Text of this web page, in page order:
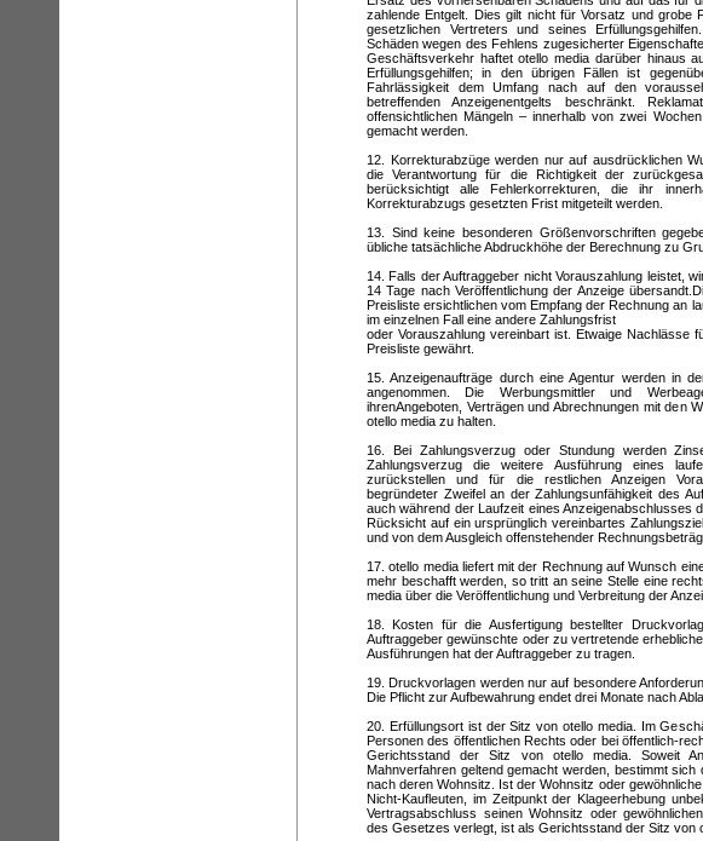
zahlende Entgelt. Dies gilt nicht für Vorsatz und grobe
gesetzlichen Vertreters und seines
Schäden wegen des Fehlens zugesicherter
Geschäftsverkehr haftet otello media darüber hinaus
Erfüllungsgehilfen; in den übrigen Fällen ist
Fahrlässigkeit dem Umfang nach auf den
betreffenden Anzeigenentgelts beschränkt.
offensichtlichen Mängeln – innerhalb von zwei
gemacht werden.
12. Korrekturabzüge werden nur auf ausdrücklichen
die Verantwortung für die Richtigkeit der
berücksichtigt alle Fehlerkorrekturen, die ihr
Korrekturabzugs gesetzten Frist mitgeteilt werden.
13. Sind keine besonderen Größenvorschriften
übliche tatsächliche Abdruckhöhe der Berechnung zu
14. Falls der Auftraggeber nicht Vorauszahlung leistet,
14 Tage nach Veröffentlichung der Anzeige
Preisliste ersichtlichen vom Empfang der Rechnung an
im einzelnen Fall eine andere Zahlungsfrist
oder Vorauszahlung vereinbart ist. Etwaige Nachlässe
Preisliste gewährt.
15. Anzeigenaufträge durch eine Agentur werden in
angenommen. Die Werbungsmittler und
ihrenAngeboten, Verträgen und Abrechnungen mit den
otello media zu halten.
16. Bei Zahlungsverzug oder Stundung werden
Zahlungsverzug die weitere Ausführung eines
zurückstellen und für die restlichen Anzeigen
begründeter Zweifel an der Zahlungsunfähigkeit des
auch während der Laufzeit eines Anzeigenabschlusses
Rücksicht auf ein ursprünglich vereinbartes
und von dem Ausgleich offenstehender
17. otello media liefert mit der Rechnung auf Wunsch
mehr beschafft werden, so tritt an seine Stelle eine
media über die Veröffentlichung und Verbreitung der
18. Kosten für die Ausfertigung bestellter
Auftraggeber gewünschte oder zu vertretende
Ausführungen hat der Auftraggeber zu tragen.
19. Druckvorlagen werden nur auf besondere
Die Pflicht zur Aufbewahrung endet drei Monate nach
20. Erfüllungsort ist der Sitz von otello media. Im
Personen des öffentlichen Rechts oder bei öffentlich-
Gerichtsstand der Sitz von otello media. Soweit
Mahnverfahren geltend gemacht werden, bestimmt
nach deren Wohnsitz. Ist der Wohnsitz oder
Nicht-Kaufleuten, im Zeitpunkt der Klageerhebung
Vertragsabschluss seinen Wohnsitz oder
des Gesetzes verlegt, ist als Gerichtsstand der Sitz von